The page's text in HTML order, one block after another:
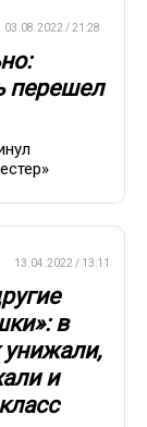
03.08.2022 / 21:28
перешел
13.04.2022 / 13:11
в
унижали,
и